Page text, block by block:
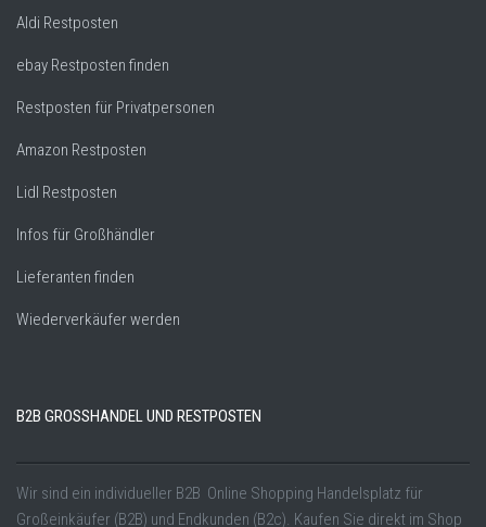
Aldi Restposten
ebay Restposten finden
Restposten für Privatpersonen
Amazon Restposten
Lidl Restposten
Infos für Großhändler
Lieferanten finden
Wiederverkäufer werden
B2B GROSSHANDEL UND RESTPOSTEN
Wir sind ein individueller B2B Online Shopping Handelsplatz für
Großeinkäufer (B2B) und Endkunden (B2c). Kaufen Sie direkt im Shop